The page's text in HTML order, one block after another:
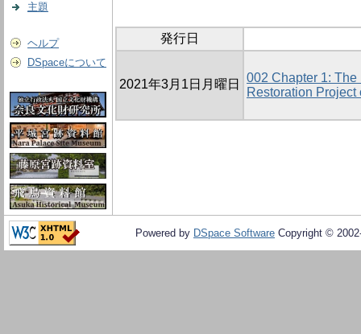
主題
ヘルプ
DSpaceについて
発行日
2021年3月1日月曜日
002 Chapter 1:
Restoration Project
Powered by DSpace Software Copyright ©